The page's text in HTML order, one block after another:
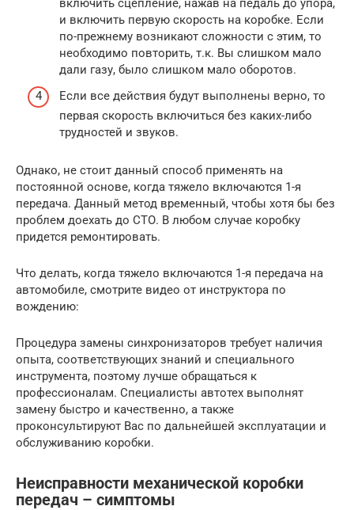
включить сцепление, нажав на педаль до упора,
и включить первую скорость на коробке. Если
по-прежнему возникают сложности с этим, то
необходимо повторить, т.к. Вы слишком мало
дали газу, было слишком мало оборотов.
Если все действия будут выполнены верно, то
первая скорость включиться без каких-либо
трудностей и звуков.
Однако, не стоит данный способ применять на
постоянной основе, когда тяжело включаются 1-я
передача. Данный метод временный, чтобы хотя бы без
проблем доехать до СТО. В любом случае коробку
придется ремонтировать.
Что делать, когда тяжело включаются 1-я передача на
автомобиле, смотрите видео от инструктора по
вождению:
Процедура замены синхронизаторов требует наличия
опыта, соответствующих знаний и специального
инструмента, поэтому лучше обращаться к
профессионалам. Специалисты автотех выполнят
замену быстро и качественно, а также
проконсультируют Вас по дальнейшей эксплуатации и
обслуживанию коробки.
Неисправности механической коробки
передач – симптомы